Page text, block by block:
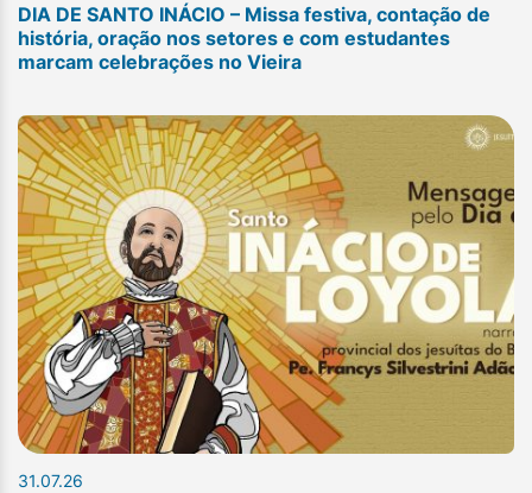
DIA DE SANTO INÁCIO – Missa festiva, contação de
história, oração nos setores e com estudantes
marcam celebrações no Vieira
31.07.26